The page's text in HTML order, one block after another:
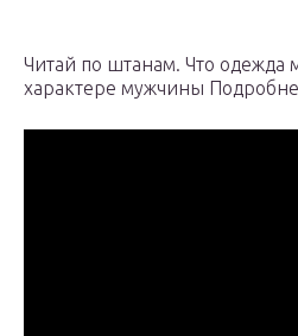
Читай по штанам. Что одежда
характере мужчины